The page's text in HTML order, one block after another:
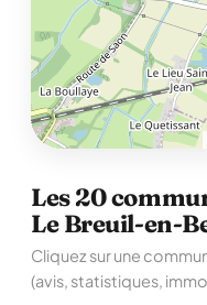
Les 20
Le Breuil-en-
Cliquez sur une
(avis, statistiques,